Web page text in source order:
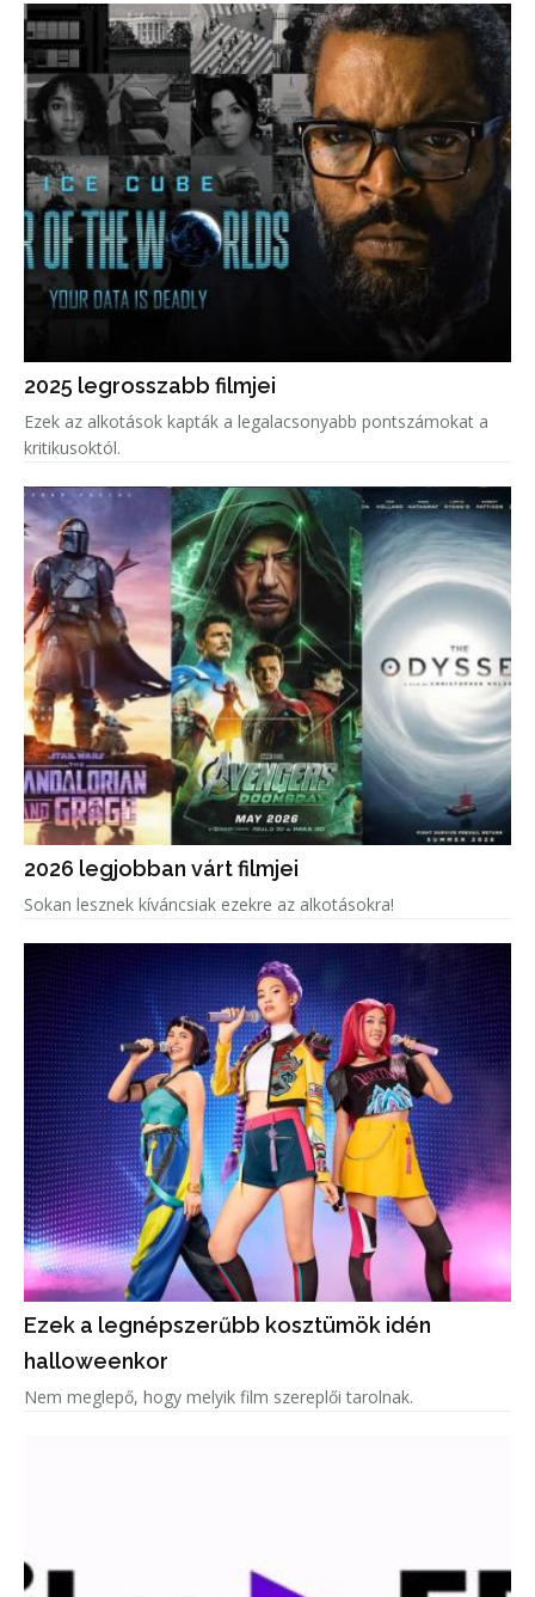
2025 legrosszabb filmjei
Ezek az alkotások kapták a legalacsonyabb pontszámokat a
kritikusoktól.
2026 legjobban várt filmjei
Sokan lesznek kíváncsiak ezekre az alkotásokra!
Ezek a legnépszerűbb kosztümök idén
halloweenkor
Nem meglepő, hogy melyik film szereplői tarolnak.